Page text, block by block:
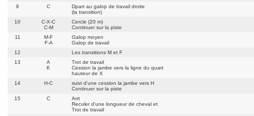
9 C
Dpart au galop de travail droite
(la transition)
10
C-X-C
C-M
Cercle (20 m)
Continuer sur la piste
11
M-F
F-A
Galop moyen
Galop de travail
12 Les transitions M et F
13
A
K
Trot de travail
Cession la jambe vers la ligne du quart
hauteur de X
14 H-C
suivi d'une cession la jambe vers H
Continuer sur la piste
15 C
Arrt
Reculer d'une longueur de cheval et
Trot de travail